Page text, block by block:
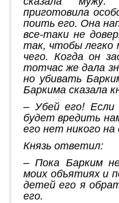
приготовила
поить его. Она
все-таки не
так, чтобы легко
чего. Когда он
тотчас же дала
но убивать
Баркима сказала
– Убей его!
будет вредить
его нет никого на
Князь ответил:
– Пока Барким
моих объятиях и
детей его я
его.